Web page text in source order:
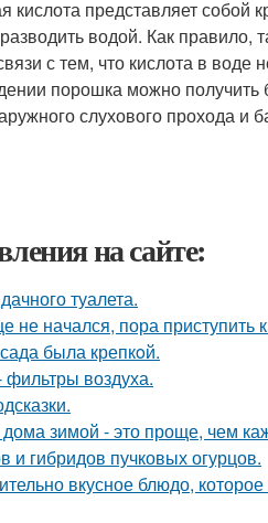
кислота представляет собой
водой. Как
с тем, что кислота в воде
порошка можно
слухового прохода и
на сайте:
туалета.
не начался, пора приступить
была крепкoй.
воздуха.
зимой - это проще, чем
и гибридов пучковых огурцов.
вкусное блюдо,